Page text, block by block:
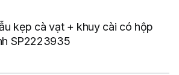
kẹp cà vạt + khuy cài có hộp
SP2223935